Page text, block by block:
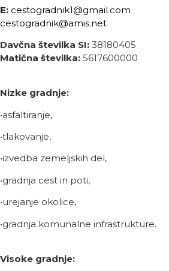
E: cestogradnik1@gmail.com
cestogradnik@amis.net
Davčna številka SI: 38180405
Matična številka: 5617600000
Nizke gradnje:
•asfaltiranje,
•tlakovanje,
•izvedba zemeljskih del,
•gradnja cest in poti,
•urejanje okolice,
•gradnja komunalne infrastrukture.
Visoke gradnje: